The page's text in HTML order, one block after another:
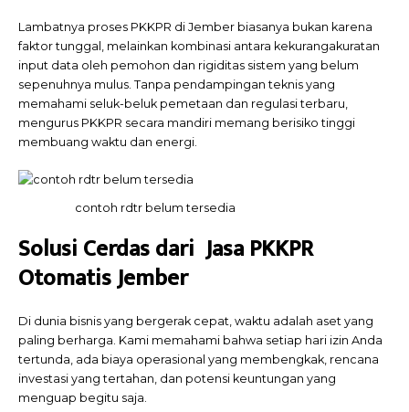
Lambatnya proses PKKPR di Jember biasanya bukan karena
faktor tunggal, melainkan kombinasi antara kekurangakuratan
input data oleh pemohon dan rigiditas sistem yang belum
sepenuhnya mulus. Tanpa pendampingan teknis yang
memahami seluk-beluk pemetaan dan regulasi terbaru,
mengurus PKKPR secara mandiri memang berisiko tinggi
membuang waktu dan energi.
contoh rdtr belum tersedia
Solusi Cerdas dari Jasa PKKPR
Otomatis Jember
Di dunia bisnis yang bergerak cepat, waktu adalah aset yang
paling berharga. Kami memahami bahwa setiap hari izin Anda
tertunda, ada biaya operasional yang membengkak, rencana
investasi yang tertahan, dan potensi keuntungan yang
menguap begitu saja.